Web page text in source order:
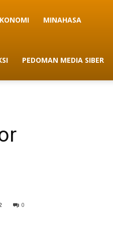
MINAHASA
PEDOMAN MEDIA SIBER
0